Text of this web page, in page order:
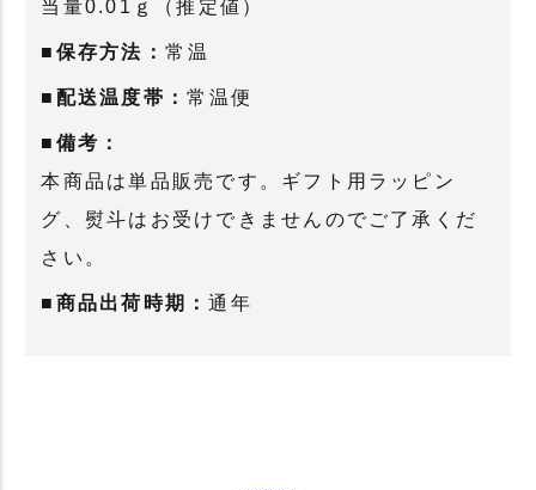
当量0.01ｇ（推定値）
■保存方法： 常温
■配送温度帯：常温便
■備考：
本商品は単品販売です。ギフト用ラッピン
グ、熨斗はお受けできませんのでご了承くだ
さい。
■商品出荷時期：通年